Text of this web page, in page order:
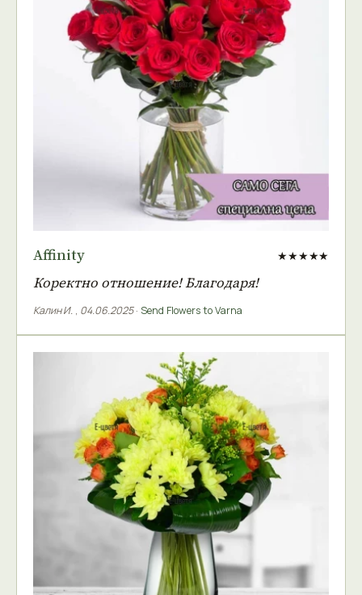
Affinity ★★★★★
Коректно отношение! Благодаря!
Калин И. , 04.06.2025· Send Flowers to Varna